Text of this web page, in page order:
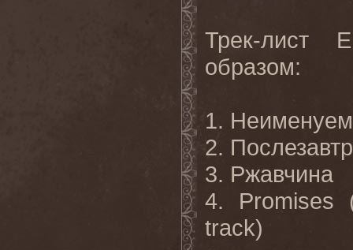
Трек-лист
образом:
1.
2.
3. Ржавчина
4. Promises
track)